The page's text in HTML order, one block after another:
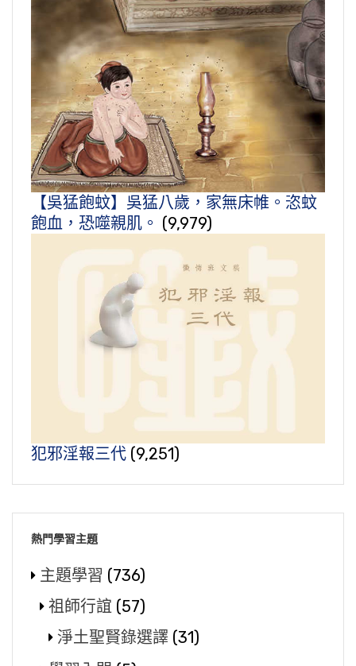
【吳猛飽蚊】吳猛八歲，家無床帷。恣蚊
飽血，恐噬親肌。 (9,979)
犯邪淫報三代 (9,251)
熱門學習主題
主題學習 (736)
祖師行誼 (57)
淨土聖賢錄選譯 (31)